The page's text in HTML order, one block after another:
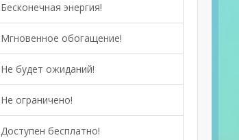
Бесконечная энергия!
Мгновенное обогащение!
Не будет ожиданий!
Не ограничено!
Доступен бесплатно!